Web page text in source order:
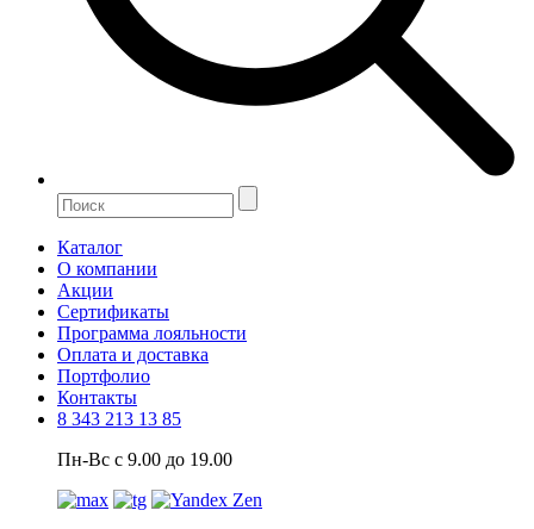
Каталог
О компании
Акции
Сертификаты
Программа лояльности
Оплата и доставка
Портфолио
Контакты
8 343 213 13 85
Пн-Вс с 9.00 до 19.00